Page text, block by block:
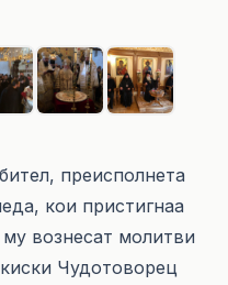
преисполнета
кои пристигнаа
вознесат молитви
Чудотоворец